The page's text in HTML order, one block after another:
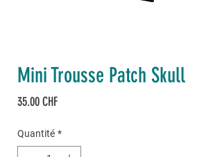
Mini Trousse Patch Skull
35.00 CHFPrix
Quantité *